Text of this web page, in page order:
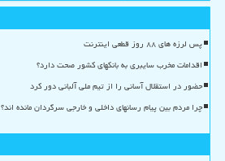
پس لرزه های ۸۸ روز قطعی اینترنت
اقدامات مخرب سایبری به بانکهای کشور صحت دارد؟
حضور در استقلال آسانی را از تیم ملی آلبانی دور کرد
چرا مردم بین پیام رسانهای داخلی و خارجی سرگردان مانده اند؟